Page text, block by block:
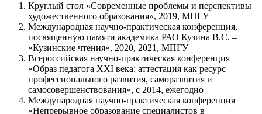
Круглый стол «Современные проблемы и перспективы
художественного образования», 2019, МПГУ
Международная научно-практическая конференция,
посвященную памяти академика РАО Кузина В.С. –
«Кузинские чтения», 2020, 2021, МПГУ
Всероссийская научно-практическая конференция
«Образ педагога XXI века: аттестация как ресурс
профессионального развития, саморазвития и
самосовершенствования», с 2014, ежегодно
Международная научно-практическая конференция
«Непрерывное образование специалистов в